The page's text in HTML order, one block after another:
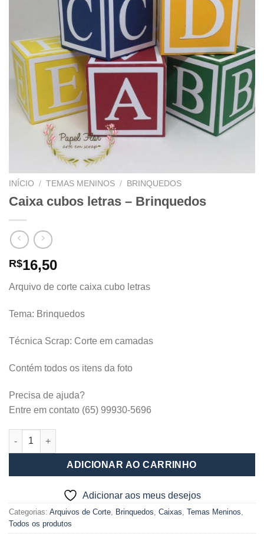
INÍCIO / TEMAS MENINOS / BRINQUEDOS
Caixa cubos letras – Brinquedos
R$16,50
Arquivo de corte caixa cubo letras
Tema: Brinquedos
Técnica Scrap: Corte em camadas
Contém todos os itens da foto
Precisa de ajuda?
Entre em contato (65) 99930-5696
Caixa cubos letras - Brinquedos quantidade
ADICIONAR AO CARRINHO
Adicionar aos meus desejos
Categorias: Arquivos de Corte, Brinquedos, Caixas, Temas Meninos,
Todos os produtos